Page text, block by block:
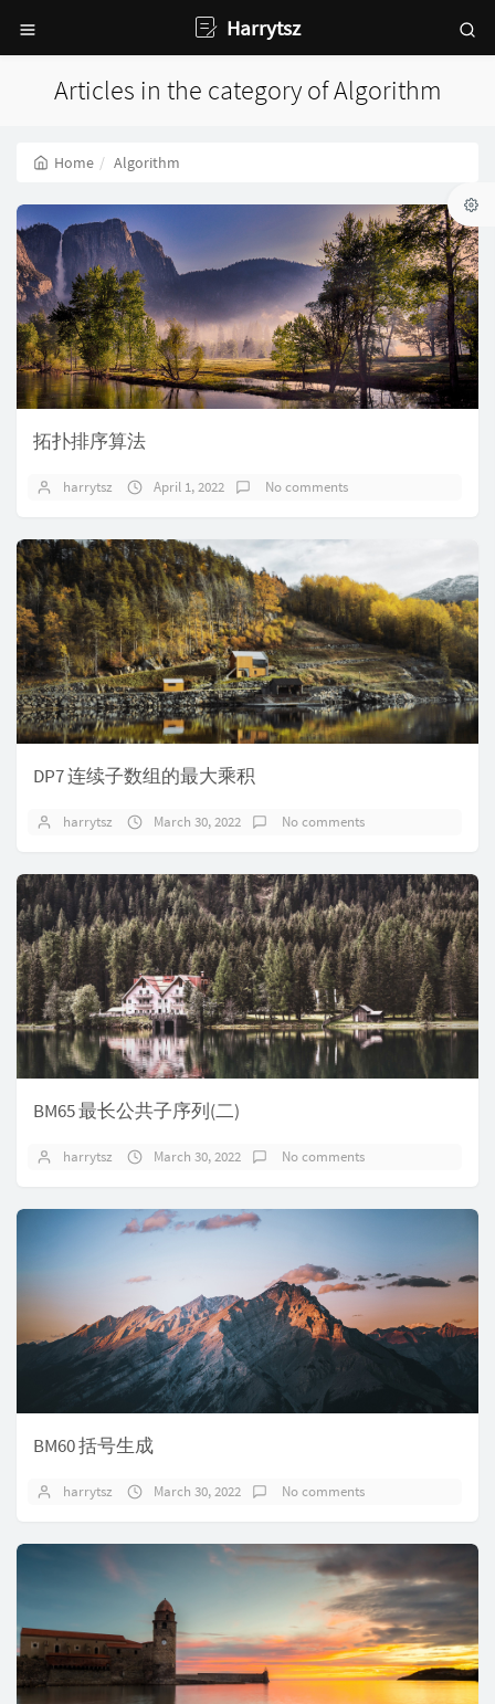
Harrytsz
Articles in the category of Algorithm
Home Algorithm
拓扑排序算法
harrytsz April 1, 2022 No comments
DP7 连续子数组的最大乘积
harrytsz March 30, 2022 No comments
BM65 最长公共子序列(二)
harrytsz March 30, 2022 No comments
BM60 括号生成
harrytsz March 30, 2022 No comments